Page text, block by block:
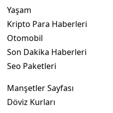
Yaşam
Kripto Para Haberleri
Otomobil
Son Dakika Haberleri
Seo Paketleri
Manşetler Sayfası
Döviz Kurları